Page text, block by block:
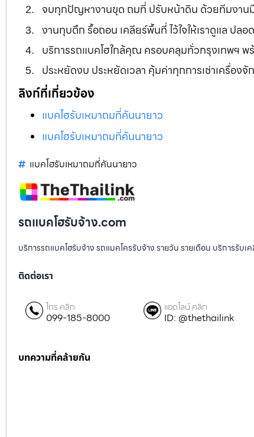
จบทุกปัญหางานขุด ถมที่ ปรับหน้าดิน ด้วยทีมงาน
งานทุบตึก รื้อถอน เคลียร์พื้นที่ ไว้ใจให้เราดูแล ปล
บริการรถแบคโฮใกล้คุณ ครอบคลุมทั่วกรุงเทพฯ
ประหยัดงบ ประหยัดเวลา คุ้มค่าทุกการเช่าเครื่อ
ลิงก์ที่เกี่ยวข้อง
แบคโฮรับเหมาถมที่คันนายาว
แบคโฮรับเหมาถมที่คันนายาว
แบคโฮรับเหมาถมที่คันนายาว
รถแบคโฮรับจ้าง.com
บริการรถแบคโฮรับจ้าง รถแมคโครรับจ้าง รายวัน รายเดือน บริการรั
ติดต่อเรา
โทร คลิก
099-185-8000
แอดไลน์ คลิก
ID: @thethailink
บทความที่คล้ายกัน